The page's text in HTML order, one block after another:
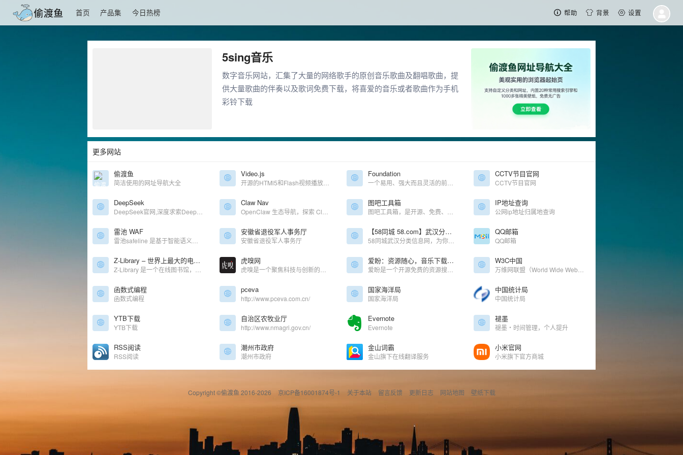
首页 产品集 今日热榜 帮助 背景 设置
5sing音乐
数字音乐网站，汇集了大量的网络歌手的原创音乐歌曲及翻唱歌曲，提
供大量歌曲的伴奏以及歌词免费下载，将喜爱的音乐或者歌曲作为手机
彩铃下载
更多网站
偷渡鱼
简洁使用的网址导航大全
Video.js Foundation CCTV节目官网
CCTV节目官网
DeepSeek Claw Nav 图吧工具箱 IP地址查询
公网ip地址归属地查询
雷池 WAF 安徽省退役军人事务厅
安徽省退役军人事务厅
【58同城 58.com】武汉分类信息 - 本地 免费 高效 QQ邮箱
QQ邮箱
Z-Library – 世界上最大的电子图书馆。自由访问知识和文化。 虎嗅网 爱盼：资源随心，音乐下载与影视聚合平台 W3C中国
函数式编程
函数式编程
pceva
http://www.pceva.com.cn/
国家海洋局
国家海洋局
中国统计局
中国统计局
YTB下载
YTB下载
自治区农牧业厅
http://www.nmagri.gov.cn/
Evernote
Evernote
褪墨
褪墨・时间管理，个人提升
RSS阅读
RSS阅读
潮州市政府
潮州市政府
金山词霸
金山旗下在线翻译服务
小米官网
小米旗下官方商城
Copyright ©偷渡鱼 2016-2026 京ICP备16001874号-1 关于本站 留言反馈 更新日志 网站地图 壁纸下载